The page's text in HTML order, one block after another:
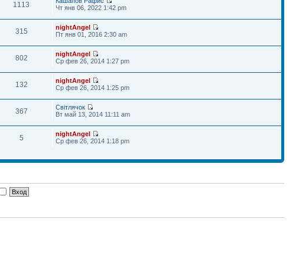
1113
Чт янв 06, 2022 1:42 pm
315
nightAngel
Пт янв 01, 2016 2:30 am
802
nightAngel
Ср фев 26, 2014 1:27 pm
132
nightAngel
Ср фев 26, 2014 1:25 pm
367
Світлячок
Вт май 13, 2014 11:11 am
5
nightAngel
Ср фев 26, 2014 1:18 pm